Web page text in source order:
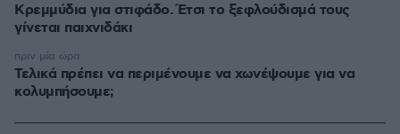
Κρεμμύδια για στιφάδο. Έτσι το ξεφλούδισμά τους
γίνεται παιχνιδάκι
Τελικά πρέπει να περιμένουμε να χωνέψουμε για να
κολυμπήσουμε;
πριν μία ώρα